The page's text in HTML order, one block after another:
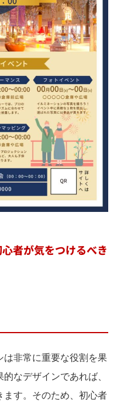
者が気をつけるべき
非常に重要な役割を果
なデザインであれば、
す。そのため、初心者